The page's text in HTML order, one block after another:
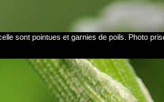
sont pointues et garnies de poils. Photo